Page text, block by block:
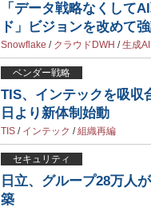
「データ戦略なくして
ド」ビジョンを改めて
Snowflake / クラウドDWH /生成AI
ベンダー戦略
TIS、インテックを吸収
日より新体制始動
TIS / インテック /組織再編
セキュリティ
日立、グループ28万人
築